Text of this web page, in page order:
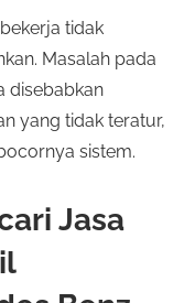
tidak
Masalah pada
disebabkan
yang tidak teratur,
sistem.
Jasa